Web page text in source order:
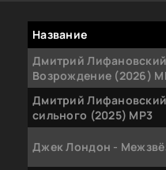
Название
Дмитрий
Возрождение (2026)
Дмитрий
сильного (2025) МР3
Джек Лондон -